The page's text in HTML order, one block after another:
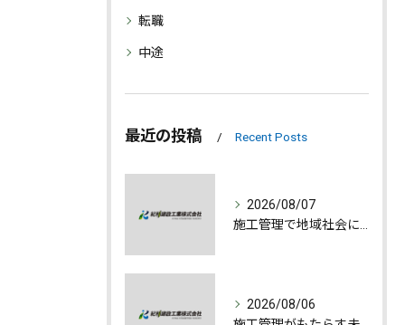
転職
中途
最近の投稿 Recent Posts
2026/08/07
2026/08/06